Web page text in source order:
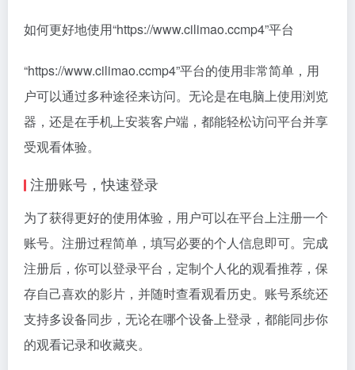
如何更好地使用“https://www.cilimao.ccmp4”平台
“https://www.cilimao.ccmp4”平台的使用非常简单，用
户可以通过多种途径来访问。无论是在电脑上使用浏览
器，还是在手机上安装客户端，都能轻松访问平台并享
受观看体验。
注册账号，快速登录
为了获得更好的使用体验，用户可以在平台上注册一个
账号。注册过程简单，填写必要的个人信息即可。完成
注册后，你可以登录平台，定制个人化的观看推荐，保
存自己喜欢的影片，并随时查看观看历史。账号系统还
支持多设备同步，无论在哪个设备上登录，都能同步你
的观看记录和收藏夹。